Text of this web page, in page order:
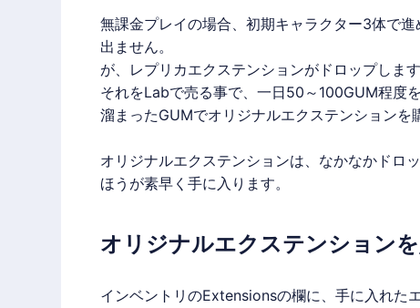
無課金プレイの場合、初期キャラクター3体で
出ません。
が、レプリカエクステンションがドロップします
それをLabで売る事で、一日50～100GUM程度
溜まったGUMでオリジナルエクステンションを
オリジナルエクステンションは、なかなかドロ
ほうが素早く手に入ります。
オリジナルエクステンション
インベントリのExtensionsの欄に、手に入れた